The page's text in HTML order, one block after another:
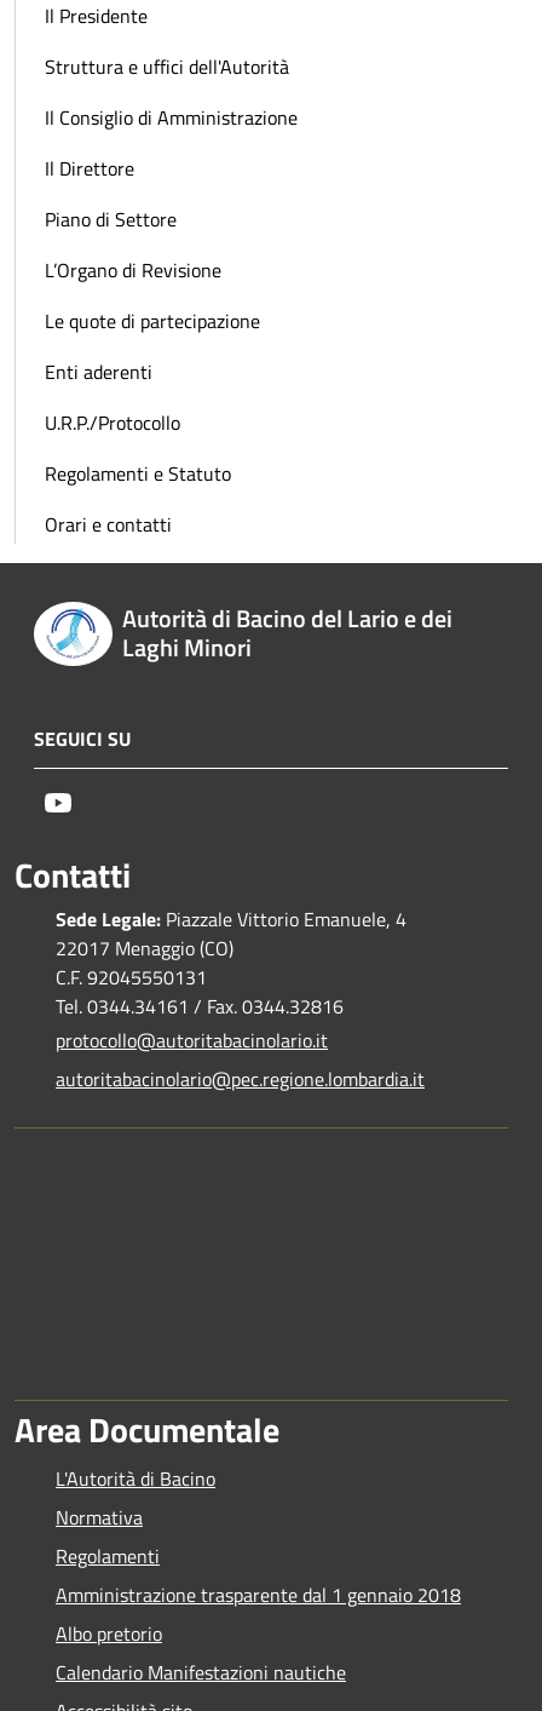
Il Presidente
Struttura e uffici dell'Autorità
Il Consiglio di Amministrazione
Il Direttore
Piano di Settore
L’Organo di Revisione
Le quote di partecipazione
Enti aderenti
U.R.P./Protocollo
Regolamenti e Statuto
Orari e contatti
Autorità di Bacino del Lario e dei
Laghi Minori
SEGUICI SU
Contatti
Sede Legale: Piazzale Vittorio Emanuele, 4
22017 Menaggio (CO)
C.F. 92045550131
Tel. 0344.34161 / Fax. 0344.32816
protocollo@autoritabacinolario.it
autoritabacinolario@pec.regione.lombardia.it
Area Documentale
L'Autorità di Bacino
Normativa
Regolamenti
Amministrazione trasparente dal 1 gennaio 2018
Albo pretorio
Calendario Manifestazioni nautiche